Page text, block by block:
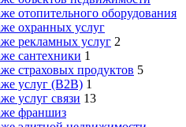
отопительного оборудования
охранных услуг
рекламных услуг 2
сантехники 1
страховых продуктов 5
услуг (B2B) 1
услуг связи 13
франшиз